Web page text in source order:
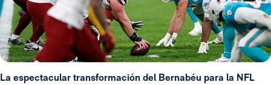
La espectacular transformación del Bernabéu para la NFL